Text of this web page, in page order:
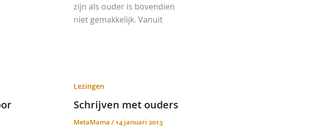
zijn als ouder is bovendien
niet gemakkelijk. Vanuit
Lezingen
Schrijven met ouders
MetaMama / 14 januari 2013